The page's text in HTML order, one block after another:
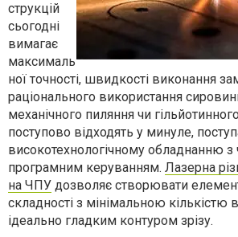
струкцій
сьогодні
вимагає
максималь
ної точності, швидкості виконання
раціонального використання
механічного пиляння чи
поступово відходять у минуле,
високотехнологічному обладнанню
програмним керуванням. Лазерна
на ЧПУ дозволяє створювати
складності з мінімальною кількістю
ідеально гладким контуром зрізу.